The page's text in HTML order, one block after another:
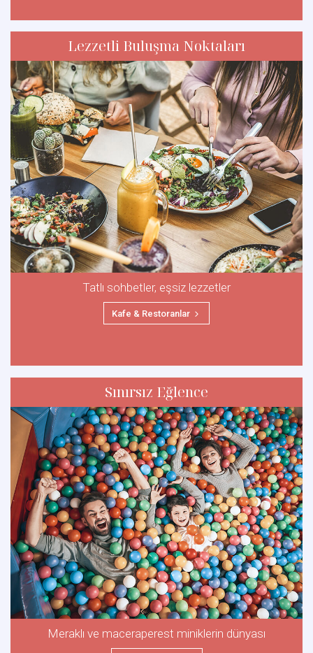
Lezzetli Buluşma Noktaları
Tatlı sohbetler, eşsiz lezzetler
Kafe & Restoranlar
Sınırsız Eğlence
Meraklı ve maceraperest miniklerin dünyası